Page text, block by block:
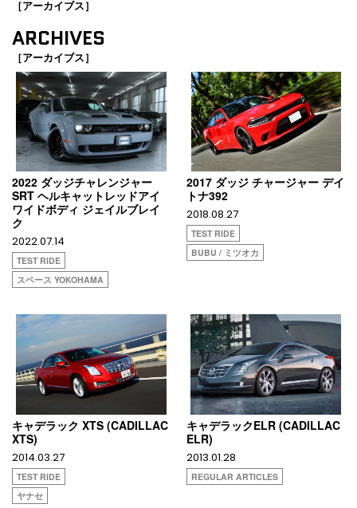
［アーカイブス］
ARCHIVES
［アーカイブス］
2022 ダッジチャレンジャー
SRT ヘルキャットレッドアイ
ワイドボディ ジェイルブレイ
ク
2022.07.14
TEST RIDE
スペース YOKOHAMA
2017 ダッジ チャージャー デイ
トナ392
2018.08.27
TEST RIDE
BUBU / ミツオカ
キャデラック XTS (CADILLAC
XTS)
2014.03.27
TEST RIDE
ヤナセ
キャデラックELR (CADILLAC
ELR)
2013.01.28
REGULAR ARTICLES